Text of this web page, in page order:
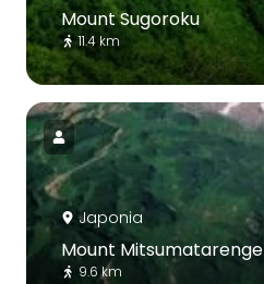
Mount Sugoroku
11.4 km
Japonia
Mount Mitsumatarenge
9.6 km